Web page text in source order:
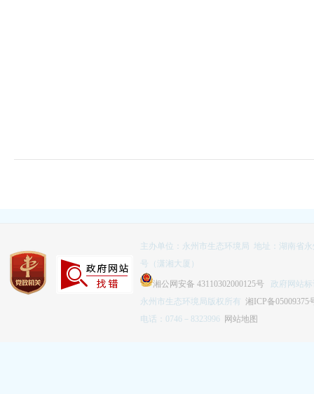
主办单位：永州市生态环境局 地址：湖南省
号（潇湘大厦）
湘公网安备 43110302000125号 政府网站标
永州市生态环境局版权所有 湘ICP备05009375
电话：0746－8323996 网站地图